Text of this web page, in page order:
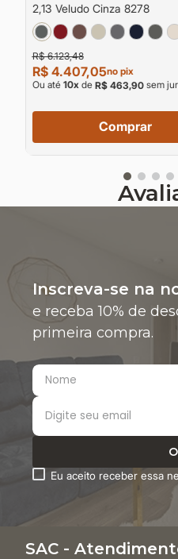
2,13 Veludo Cinza 8278
R$ 6.123,48
R$ 4.407,05no pix
Ou até 10x de R$ 463,90sem
Comprar
Inscreva-se na
e receba 10% de
primeira compra.
Eu aceito receber essa
SAC -